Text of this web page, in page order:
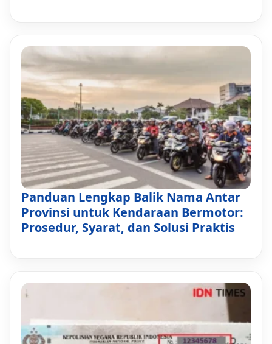
Panduan Lengkap Balik Nama Antar
Provinsi untuk Kendaraan Bermotor:
Prosedur, Syarat, dan Solusi Praktis